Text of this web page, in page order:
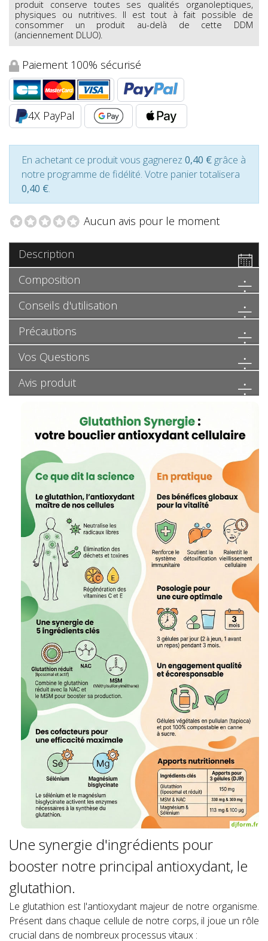
produit conserve toutes ses qualités organoleptiques,
physiques ou nutritives. Il est tout à fait possible de
consommer un produit au-delà de cette DDM
(anciennement DLUO).
Paiement 100% sécurisé
4X PayPal
En achetant ce produit vous gagnerez 0,40 € grâce à
notre programme de fidélité. Votre panier totalisera
0,40 €.
Aucun avis pour le moment
Description
Composition
Conseils d'utilisation
Précautions
Vos Questions
Avis produit
Une synergie d'ingrédients pour
booster notre principal antioxydant, le
glutathion.
Le glutathion est l'antioxydant majeur de notre organisme.
Présent dans chaque cellule de notre corps, il joue un rôle
crucial dans de nombreux processus vitaux :